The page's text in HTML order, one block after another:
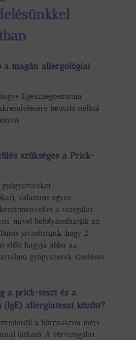
a magán allergológiai
Egészségcentrum
beutaló nélkül
szükséges a Prick-
valamint egyes
a vizsgálat
mivel befolyásolhatják az
javaslatunk, hogy 2
előtt hagyja abba az
gyógyszerek szedését.
a prick-teszt és a
(IgE) allergiateszt között?
a bőrreakciót méri,
látható. A vérvizsgálat